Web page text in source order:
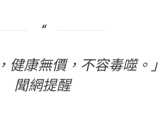
健康無價，不容毒噬
聞網提醒